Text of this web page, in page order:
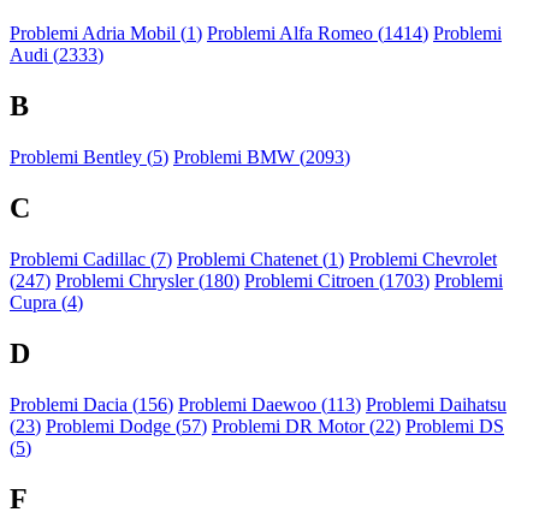
Problemi Adria Mobil (1) Problemi Alfa Romeo (1414) Problemi
Audi (2333)
B
Problemi Bentley (5) Problemi BMW (2093)
C
Problemi Cadillac (7) Problemi Chatenet (1) Problemi Chevrolet
(247) Problemi Chrysler (180) Problemi Citroen (1703) Problemi
Cupra (4)
D
Problemi Dacia (156) Problemi Daewoo (113) Problemi Daihatsu
(23) Problemi Dodge (57) Problemi DR Motor (22) Problemi DS
(5)
F